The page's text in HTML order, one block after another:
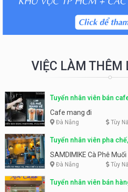
VIỆC LÀM THÊM
Tuyển nhân viên bán
Cafe mang đi
Đà Nẵng Tùy
Tuyển nhân viên pha
SAMDIMIKE Cà Phê Muối
Đà Nẵng Tùy
Tuyển nhân viên bán